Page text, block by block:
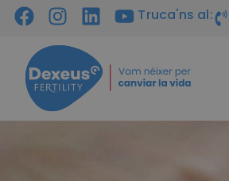
Truca'ns al: